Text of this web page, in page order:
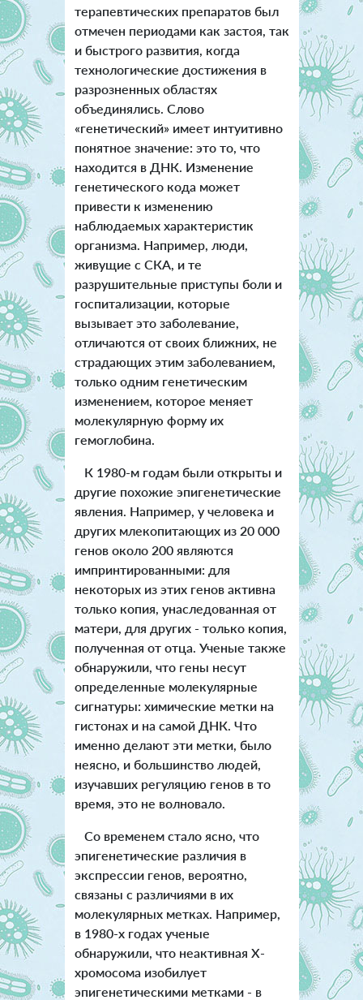
терапевтических препаратов был
отмечен периодами как застоя, так
и быстрого развития, когда
технологические достижения в
разрозненных областях
объединялись. Слово
«генетический» имеет интуитивно
понятное значение: это то, что
находится в ДНК. Изменение
генетического кода может
привести к изменению
наблюдаемых характеристик
организма. Например, люди,
живущие с СКА, и те
разрушительные приступы боли и
госпитализации, которые
вызывает это заболевание,
отличаются от своих ближних, не
страдающих этим заболеванием,
только одним генетическим
изменением, которое меняет
молекулярную форму их
гемоглобина.
К 1980-м годам были открыты и
другие похожие эпигенетические
явления. Например, у человека и
других млекопитающих из 20 000
генов около 200 являются
импринтированными: для
некоторых из этих генов активна
только копия, унаследованная от
матери, для других - только копия,
полученная от отца. Ученые также
обнаружили, что гены несут
определенные молекулярные
сигнатуры: химические метки на
гистонах и на самой ДНК. Что
именно делают эти метки, было
неясно, и большинство людей,
изучавших регуляцию генов в то
время, это не волновало.
Со временем стало ясно, что
эпигенетические различия в
экспрессии генов, вероятно,
связаны с различиями в их
молекулярных метках. Например,
в 1980-х годах ученые
обнаружили, что неактивная Х-
хромосома изобилует
эпигенетическими метками - в